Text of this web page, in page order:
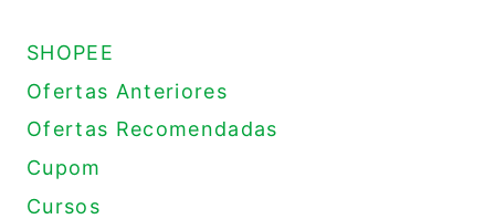
SHOPEE
Ofertas Anteriores
Ofertas Recomendadas
Cupom
Cursos